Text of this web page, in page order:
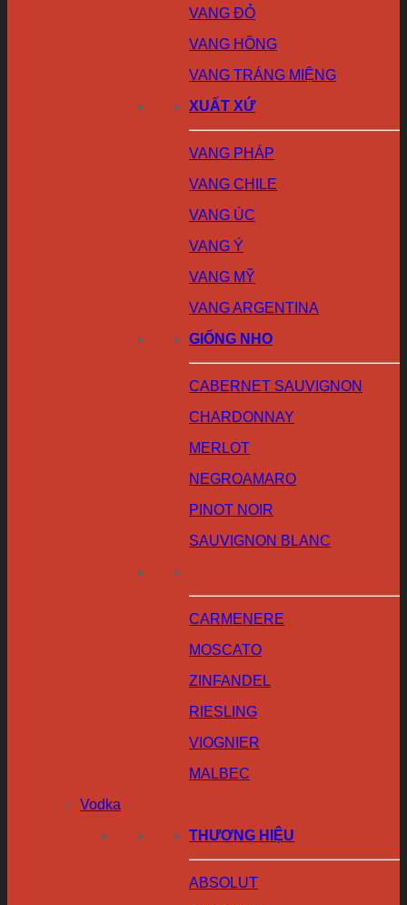
VANG ĐỎ
VANG HỒNG
VANG TRÁNG MIỆNG
XUẤT XỨ
VANG PHÁP
VANG CHILE
VANG ÚC
VANG Ý
VANG MỸ
VANG ARGENTINA
GIỐNG NHO
CABERNET SAUVIGNON
CHARDONNAY
MERLOT
NEGROAMARO
PINOT NOIR
SAUVIGNON BLANC
CARMENERE
MOSCATO
ZINFANDEL
RIESLING
VIOGNIER
MALBEC
Vodka
THƯƠNG HIỆU
ABSOLUT